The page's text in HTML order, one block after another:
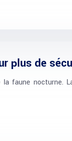
plus de
faune nocturne.